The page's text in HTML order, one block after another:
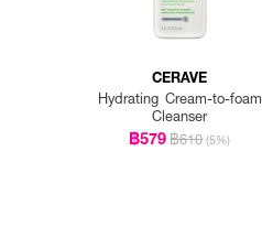
CERAVE
Hydrating Cream-to-foam
Cleanser
฿579฿610 (5%)